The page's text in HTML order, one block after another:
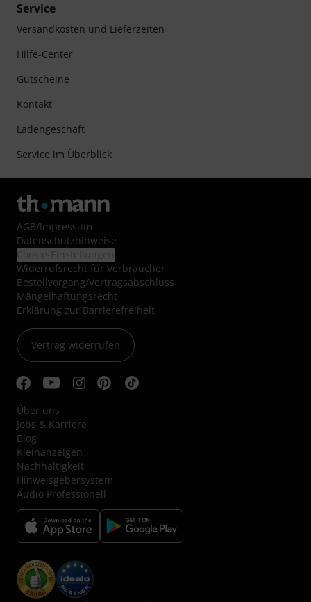
Service
Versandkosten und Lieferzeiten
Hilfe-Center
Gutscheine
Kontakt
Ladengeschäft
Service im Überblick
AGB/Impressum
Datenschutzhinweise
Widerrufsrecht für Verbraucher
Bestellvorgang/Vertragsabschluss
Mängelhaftungsrecht
Erklärung zur Barrierefreiheit
Vertrag widerrufen
Über uns
Jobs & Karriere
Blog
Kleinanzeigen
Nachhaltigkeit
Hinweisgebersystem
Audio Professionell